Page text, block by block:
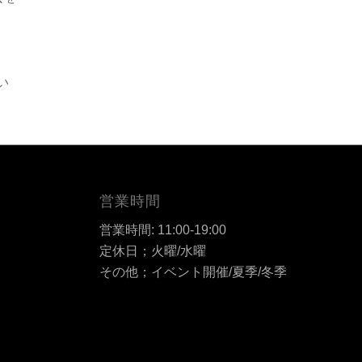
営業時間
営業時間: 11:00-19:00
定休日；火曜/水曜
その他；イベント開催/夏季/冬季